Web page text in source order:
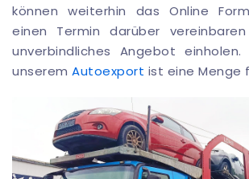
können weiterhin das Online
einen Termin darüber
unverbindliches Angebot
unserem Autoexport ist eine Menge